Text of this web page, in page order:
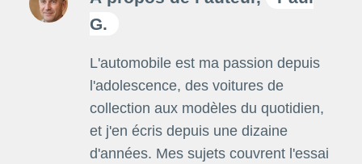
G.
L'automobile est ma passion depuis
l'adolescence, des voitures de
collection aux modèles du quotidien,
et j'en écris depuis une dizaine
d'années. Mes sujets couvrent l'essai